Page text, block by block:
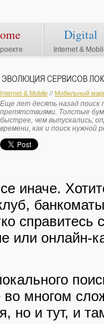
Digital
Internet &
ЭВОЛЮЦИЯ СЕРВИСОВ
Internet & Mobile // Мобильный
Еще лет десять назад поиск
препятствиями. Толстые
быстрее, чем выпускались;
времени, как и поиск нужной
иначе.
справитесь
или онлайн-
многом
но и тут, и